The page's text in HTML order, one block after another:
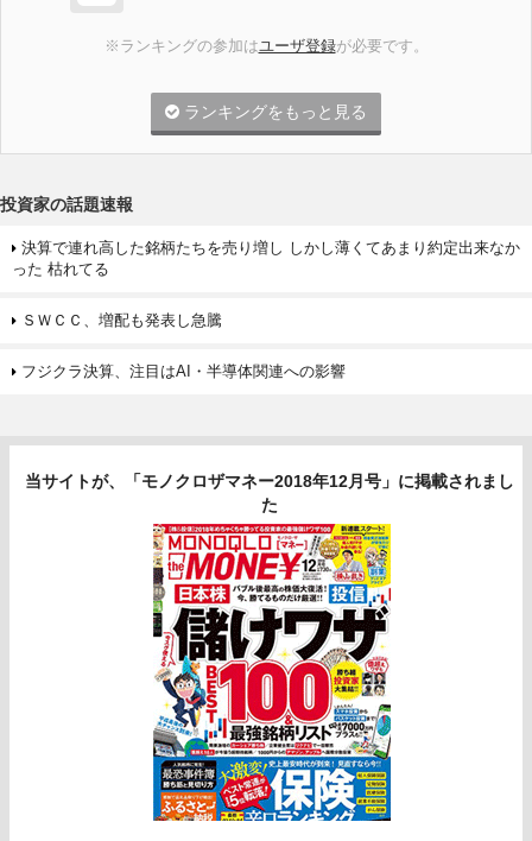
※ランキングの参加はユーザ登録が必要です。
ランキングをもっと見る
投資家の話題速報
決算で連れ高した銘柄たちを売り増し しかし薄くてあまり約定出来なか
った 枯れてる
ＳＷＣＣ、増配も発表し急騰
フジクラ決算、注目はAI・半導体関連への影響
当サイトが、「モノクロザマネー2018年12月号」に掲載されまし
た